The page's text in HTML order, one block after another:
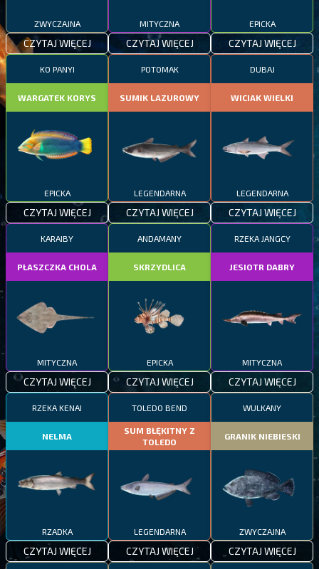
ZWYCZAJNA
CZYTAJ WIĘCEJ
MITYCZNA
CZYTAJ WIĘCEJ
EPICKA
CZYTAJ WIĘCEJ
KO PANYI
WARGATEK KORYS
EPICKA
CZYTAJ WIĘCEJ
POTOMAK
SUMIK LAZUROWY
LEGENDARNA
CZYTAJ WIĘCEJ
DUBAJ
WICIAK WIELKI
LEGENDARNA
CZYTAJ WIĘCEJ
KARAIBY
PŁASZCZKA CHOLA
MITYCZNA
CZYTAJ WIĘCEJ
ANDAMANY
SKRZYDLICA
EPICKA
CZYTAJ WIĘCEJ
RZEKA JANGCY
JESIOTR DABRY
MITYCZNA
CZYTAJ WIĘCEJ
RZEKA KENAI
NELMA
RZADKA
CZYTAJ WIĘCEJ
TOLEDO BEND
SUM BŁĘKITNY Z
TOLEDO
LEGENDARNA
CZYTAJ WIĘCEJ
WULKANY
GRANIK NIEBIESKI
ZWYCZAJNA
CZYTAJ WIĘCEJ